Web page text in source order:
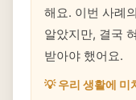
해요. 이번 사례
알았지만, 결국
받아야 했어요.
💡 우리 생활에 미